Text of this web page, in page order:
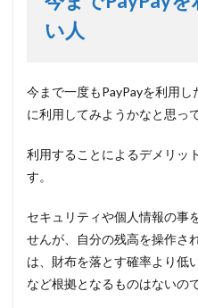
い人
今まで一度もPayPayを利用
に利用してみようかなと思っ
利用することによるデメリッ
す。
セキュリティや個人情報の事
せんが、自分の残高を操作さ
は、財布を落とす確率より低
など根拠となるものはないの